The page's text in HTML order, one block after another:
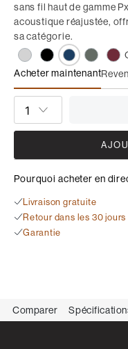
sans fil haut de gamme
acoustique réajustée,
sa catégorie.
Acheter maintenant
Px7 S2e
Pourquoi acheter en
Livraison gratuite
Retour dans les 30 jours
Garantie
Comparer